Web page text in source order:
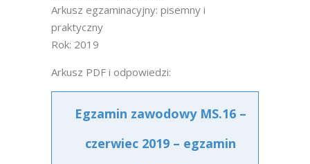
Arkusz egzaminacyjny: pisemny i
praktyczny
Rok: 2019
Arkusz PDF i odpowiedzi:
Egzamin zawodowy MS.16 –
czerwiec 2019 – egzamin